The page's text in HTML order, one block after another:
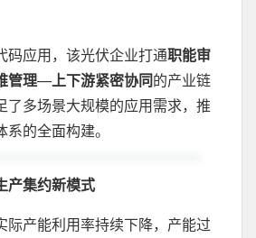
码应用，该光伏企业打通职能审
管理—上下游紧密协同的产业链
了多场景大规模的应用需求，推
的全面构建。
产集约新模式
际产能利用率持续下降，产能过